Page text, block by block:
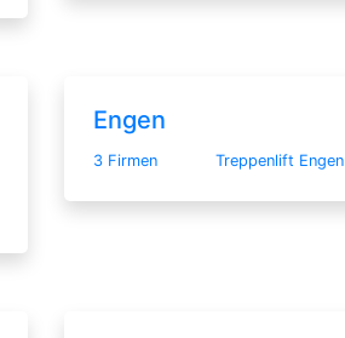
Engen
3 Firmen Treppenlift Engen